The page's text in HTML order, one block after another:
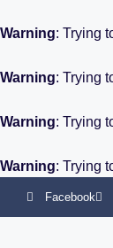
Warning: Trying
Warning: Trying
Warning: Trying
Warning: Trying
Facebook